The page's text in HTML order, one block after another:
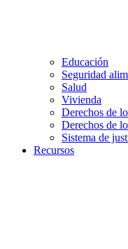
Educación
Seguridad
Salud
Vivienda
Derechos de
Derechos de
Sistema de
Recursos